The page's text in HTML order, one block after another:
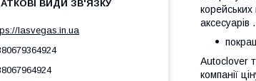
аксесуарів .
Autoclover
компанії
lasvegas.in.ua